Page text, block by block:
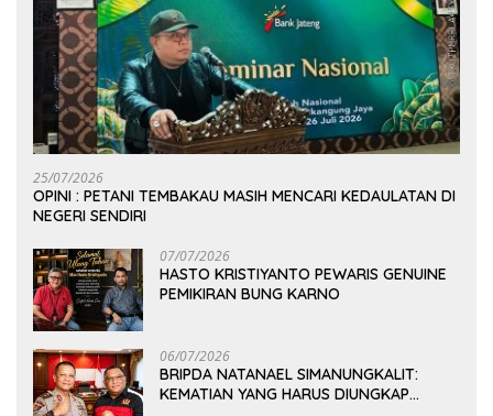
25/07/2026
OPINI : PETANI TEMBAKAU MASIH MENCARI KEDAULATAN DI
NEGERI SENDIRI
07/07/2026
HASTO KRISTIYANTO PEWARIS GENUINE
PEMIKIRAN BUNG KARNO
06/07/2026
BRIPDA NATANAEL SIMANUNGKALIT:
KEMATIAN YANG HARUS DIUNGKAP